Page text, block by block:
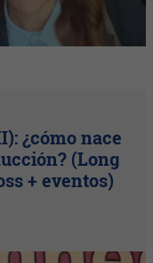
¿cómo nace
(Long
+ eventos)